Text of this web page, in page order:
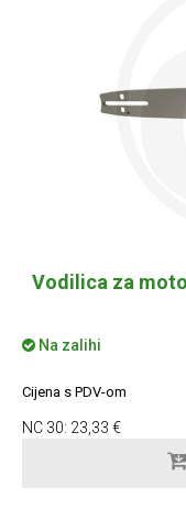
Vodilica za
Na zalihi
Cijena s PDV-om
NC 30: 23,33 €